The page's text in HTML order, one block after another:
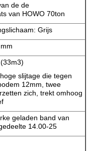
de de
van HOWO 70ton
Grijs
slijtage die tegen
12mm, twee
zich, trekt omhoog
geladen band van
14.00-25